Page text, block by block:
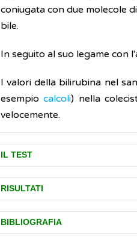
coniugata con due molecole
bile.
In seguito al suo legame con
I valori della bilirubina nel
esempiocalcoli) nella
velocemente.
IL TEST
La bilirubina si misura
il sangue è prelevato dal
Il risultato dell'esame
RISULTATI
Normalmente la quantità
BIBLIOGRAFIA